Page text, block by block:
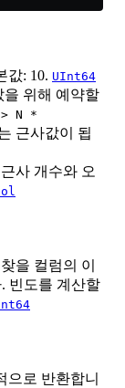
값: 10. UInt64
위해 예약할
N *
근사값이 됩
사 개수와 오
을 컬럼의 이
빈도를 계산할
으로 반환합니